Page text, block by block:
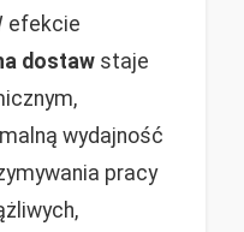
efekcie
dostaw staje
wydajność
pracy